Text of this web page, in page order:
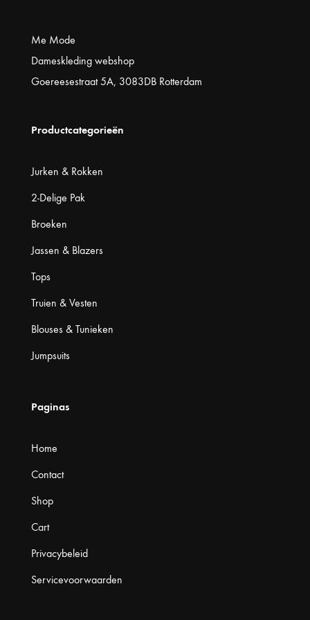
Me Mode
Dameskleding webshop
Goereesestraat 5A, 3083DB Rotterdam
Productcategorieën
Jurken & Rokken
2-Delige Pak
Broeken
Jassen & Blazers
Tops
Truien & Vesten
Blouses & Tunieken
Jumpsuits
Paginas
Home
Contact
Shop
Cart
Privacybeleid
Servicevoorwaarden